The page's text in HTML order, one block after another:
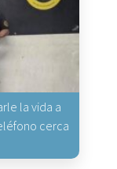
la vida a
cerca